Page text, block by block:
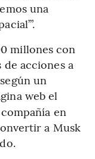
una
millones con
acciones a
un
web el
en
a Musk